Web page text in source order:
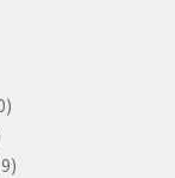
10
99